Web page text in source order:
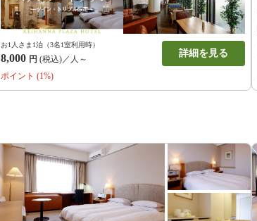
お1人さま1泊（3名1室利用時）
8,000 円 (税込)／人～
詳細を見る
ポイント (1%)